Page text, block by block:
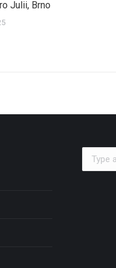
Julii, Brno
Search: